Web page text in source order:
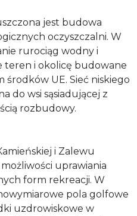
jest budowa
oczyszczalni. W
rurociąg wodny i
teren i okolicę budowane
środków UE. Sieć niskiego
do wsi sąsiadującej z
rozbudowy.
i Zalewu
uprawiania
form rekreacji. W
pola golfowe
uzdrowiskowe w